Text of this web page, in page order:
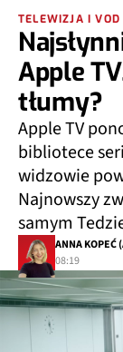
TELEWIZJA I VOD
Apple
tłumy?
Apple TV
bibliotece
widzowie
Najnowszy
samym
ANNA KOPEĆ
08:19